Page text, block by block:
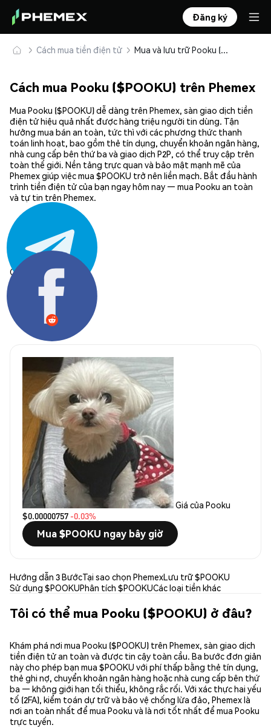
Đăng ký
Cách mua tiền điện tử Mua và lưu trữ Pooku ($POOKU) an toàn
Cách mua Pooku ($POOKU) trên Phemex
Mua Pooku ($POOKU) dễ dàng trên Phemex, sàn giao dịch tiền
điện tử hiệu quả nhất được hàng triệu người tin dùng. Tận
hưởng mua bán an toàn, tức thì với các phương thức thanh
toán linh hoạt, bao gồm thẻ tín dụng, chuyển khoản ngân hàng,
nhà cung cấp bên thứ ba và giao dịch P2P, có thể truy cập trên
toàn thế giới. Nền tảng trực quan và bảo mật mạnh mẽ của
Phemex giúp việc mua $POOKU trở nên liền mạch. Bắt đầu hành
trình tiền điện tử của bạn ngay hôm nay — mua Pooku an toàn
và tự tin trên Phemex.
Chia sẻ:
Giá của Pooku
$0.00000757 -0.03%
Mua $POOKU ngay bây giờ
Hướng dẫn 3 BướcTại sao chọn PhemexLưu trữ $POOKU
Sử dụng $POOKUPhân tích $POOKUCác loại tiền khác
Tôi có thể mua Pooku ($POOKU) ở đâu?
Khám phá nơi mua Pooku ($POOKU) trên Phemex, sàn giao dịch
tiền điện tử an toàn và được tin cậy toàn cầu. Ba bước đơn giản
này cho phép bạn mua $POOKU với phí thấp bằng thẻ tín dụng,
thẻ ghi nợ, chuyển khoản ngân hàng hoặc nhà cung cấp bên thứ
ba — không giới hạn tối thiểu, không rắc rối. Với xác thực hai yếu
tố (2FA), kiểm toán dự trữ và bảo vệ chống lừa đảo, Phemex là
nơi an toàn nhất để mua Pooku và là nơi tốt nhất để mua Pooku
trực tuyến.